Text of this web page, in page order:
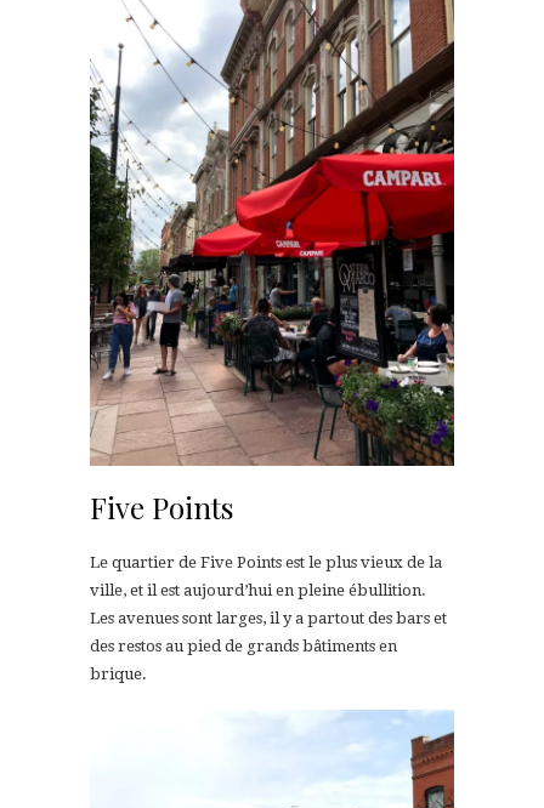
Five Points
Le quartier de Five Points est le plus vieux de la
ville, et il est aujourd’hui en pleine ébullition.
Les avenues sont larges, il y a partout des bars et
des restos au pied de grands bâtiments en
brique.